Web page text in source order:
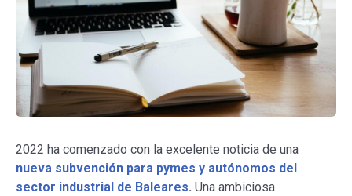
2022 ha comenzado con la excelente noticia de una
nueva subvención para pymes y autónomos del
sector industrial de Baleares. Una ambiciosa